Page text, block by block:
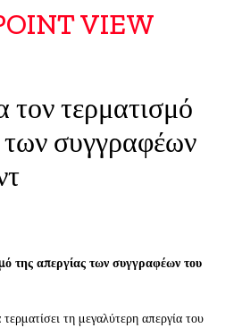
VIEW
τον τερματισμό
των συγγραφέων
της απεργίας των συγγραφέων του
τη μεγαλύτερη απεργία του